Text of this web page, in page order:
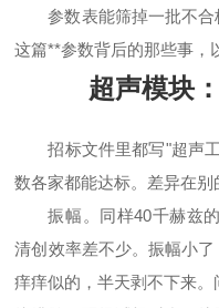
参数表能筛掉一批不合
这篇**参数背后的那些事，
超声模块
招标文件里都写"超声
数各家都能达标。差异在别
振幅。同样40千赫兹
清创效率差不少。振幅小
痒痒似的，半天剥不下来